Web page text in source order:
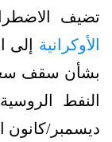
تضيف
الأوكرانية إلى
بشأن سقف سعر
النفط
ديسمبر/كانون